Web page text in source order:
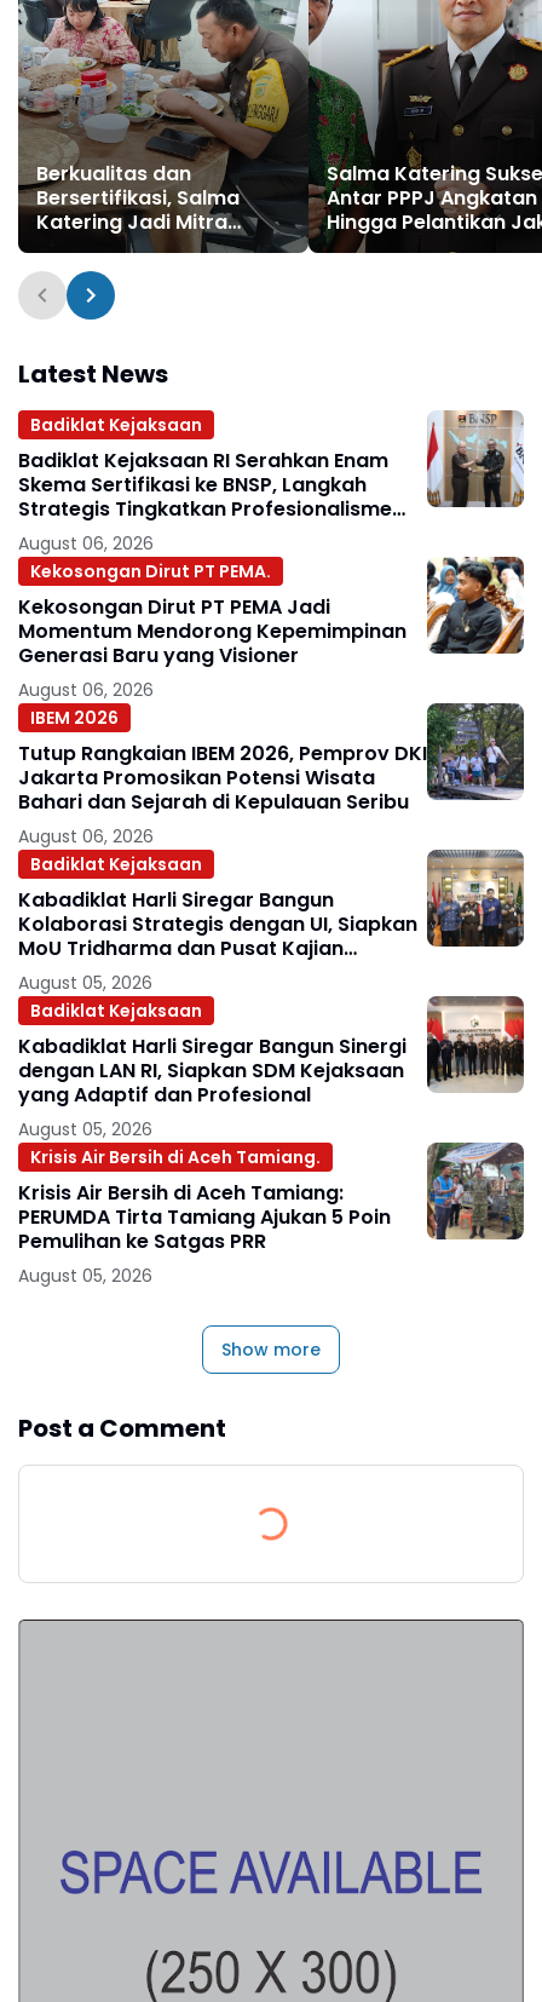
Berkualitas dan
Bersertifikasi, Salma
Katering Jadi Mitra
Andalan Badiklat
Kejaksaan RI
Salma Katering
Antar PPPJ Angkatan
Hingga Pelantikan
Baru
Latest News
Badiklat Kejaksaan
Badiklat Kejaksaan RI Serahkan Enam
Skema Sertifikasi ke BNSP, Langkah
Strategis Tingkatkan Profesionalisme
Jaksa
August 06, 2026
Kekosongan Dirut PT PEMA.
Kekosongan Dirut PT PEMA Jadi
Momentum Mendorong Kepemimpinan
Generasi Baru yang Visioner
August 06, 2026
IBEM 2026
Tutup Rangkaian IBEM 2026, Pemprov DKI
Jakarta Promosikan Potensi Wisata
Bahari dan Sejarah di Kepulauan Seribu
August 06, 2026
Badiklat Kejaksaan
Kabadiklat Harli Siregar Bangun
Kolaborasi Strategis dengan UI, Siapkan
MoU Tridharma dan Pusat Kajian
Kejaksaan
August 05, 2026
Badiklat Kejaksaan
Kabadiklat Harli Siregar Bangun Sinergi
dengan LAN RI, Siapkan SDM Kejaksaan
yang Adaptif dan Profesional
August 05, 2026
Krisis Air Bersih di Aceh Tamiang.
Krisis Air Bersih di Aceh Tamiang:
PERUMDA Tirta Tamiang Ajukan 5 Poin
Pemulihan ke Satgas PRR
August 05, 2026
Show more
Post a Comment